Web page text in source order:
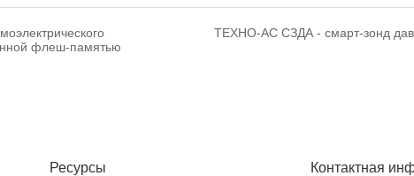
флеш-памятью
ТЕХНО-АС СЗДА - смарт-зонд
Ресурсы Контактная